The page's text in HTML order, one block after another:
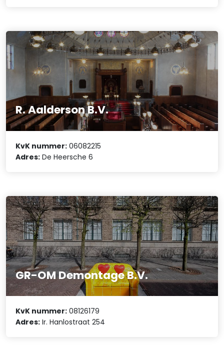
R. Aalderson B.V.
KvK nummer: 06082215
Adres: De Heersche 6
GR-OM Demontage B.V.
KvK nummer: 08126179
Adres: Ir. Hanlostraat 254